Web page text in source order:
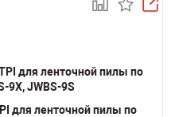
для ленточной пилы по